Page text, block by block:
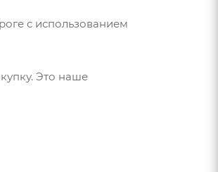
с использованием
Это наше